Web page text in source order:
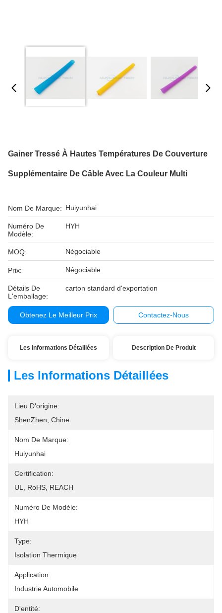
Gainer Tressé À Hautes Températures De Couverture
Supplémentaire De Câble Avec La Couleur Multi
Nom De Marque: Huiyunhai
Numéro De
Modèle:
HYH
MOQ: Négociable
Prix: Négociable
Détails De
L'emballage:
carton standard d'exportation
Obtenez Le Meilleur Prix Contactez-Nous
Les Informations Détaillées Description De Produit
Les Informations Détaillées
Lieu D'origine:
ShenZhen, Chine
Nom De Marque:
Huiyunhai
Certification:
UL, RoHS, REACH
Numéro De Modèle:
HYH
Type:
Isolation Thermique
Application:
Industrie Automobile
D'entité: